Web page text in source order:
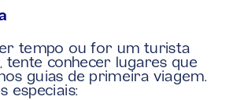
tempo ou for um turista
tente conhecer lugares que
guias de primeira viagem.
especiais: